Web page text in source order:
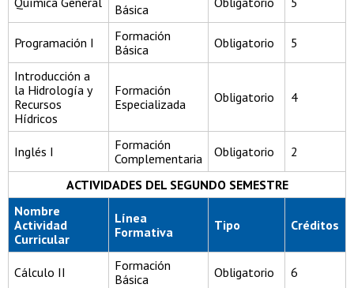
Básica
Programación I
Formación
Básica
Obligatorio 5
Introducción a
la Hidrología y
Recursos
Hídricos
Formación
Especializada
Obligatorio 4
Inglés I
Formación
Complementaria
Obligatorio 2
ACTIVIDADES DEL SEGUNDO SEMESTRE
Nombre
Actividad
Curricular
Línea
Formativa
Tipo Créditos
Cálculo II
Formación
Básica
Obligatorio 6